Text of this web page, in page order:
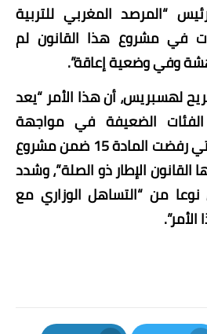
“المرصد المغربي للتربية
في مشروع هذا القانون لم
وفي وضعية إعاقة”.
لهسبريس، أن هذا الأمر “يعد
الضعيفة في مواجهة
المدارس الخصوصية التي رفضت المادة 15 ضمن مشروع
القانون الإطار ذو الصلة”، وشدد
من “التساهل الوزاري مع